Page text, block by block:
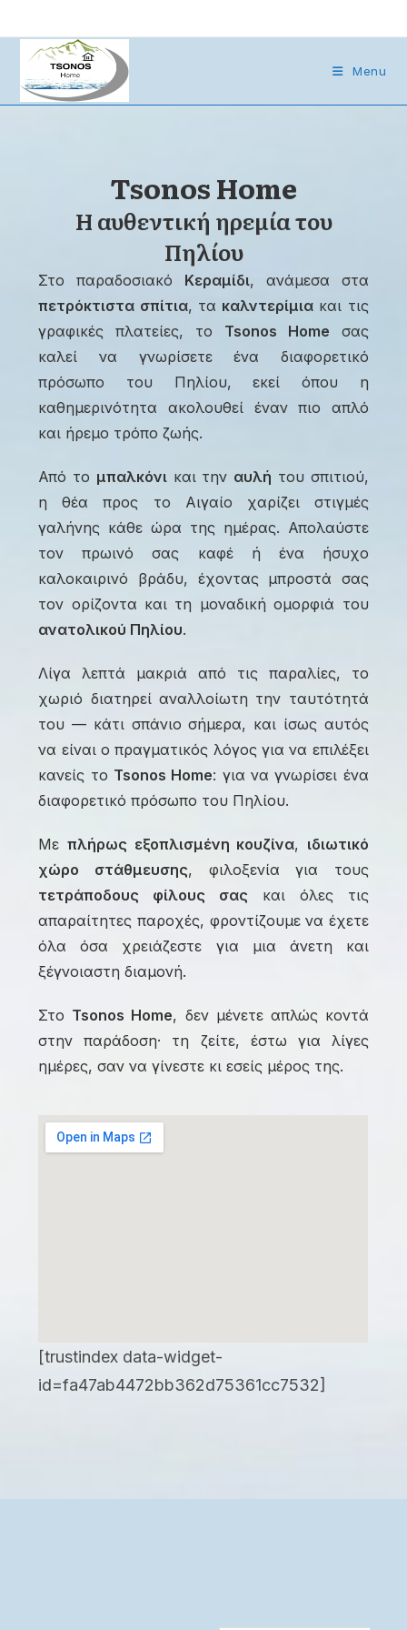
Menu
Tsonos Home
Η αυθεντική ηρεμία του
Πηλίου
Στο παραδοσιακό Κεραμίδι, ανάμεσα στα
πετρόκτιστα σπίτια, τα καλντερίμια και τις
γραφικές πλατείες, το Tsonos Home σας
καλεί να γνωρίσετε ένα διαφορετικό
πρόσωπο του Πηλίου, εκεί όπου η
καθημερινότητα ακολουθεί έναν πιο απλό
και ήρεμο τρόπο ζωής.
Από το μπαλκόνικαι την αυλή του σπιτιού,
η θέα προς το Αιγαίο χαρίζει στιγμές
γαλήνης κάθε ώρα της ημέρας. Απολαύστε
τον πρωινό σας καφέ ή ένα ήσυχο
καλοκαιρινό βράδυ, έχοντας μπροστά σας
τον ορίζοντα και τη μοναδική ομορφιά του
ανατολικού Πηλίου.
Λίγα λεπτά μακριά από τις παραλίες, το
χωριό διατηρεί αναλλοίωτη την ταυτότητά
του — κάτι σπάνιο σήμερα, και ίσως αυτός
να είναι ο πραγματικός λόγος για να επιλέξει
κανείς το Tsonos Home: για να γνωρίσει ένα
διαφορετικό πρόσωπο του Πηλίου.
Με πλήρως εξοπλισμένη κουζίνα, ιδιωτικό
χώρο στάθμευσης, φιλοξενία για τους
τετράποδους φίλους σας και όλες τις
απαραίτητες παροχές, φροντίζουμε να έχετε
όλα όσα χρειάζεστε για μια άνετη και
ξέγνοιαστη διαμονή.
Στο Tsonos Home, δεν μένετε απλώς κοντά
στην παράδοση· τη ζείτε, έστω για λίγες
ημέρες, σαν να γίνεστε κι εσείς μέρος της.
[trustindex data-widget-
id=fa47ab4472bb362d75361cc7532]